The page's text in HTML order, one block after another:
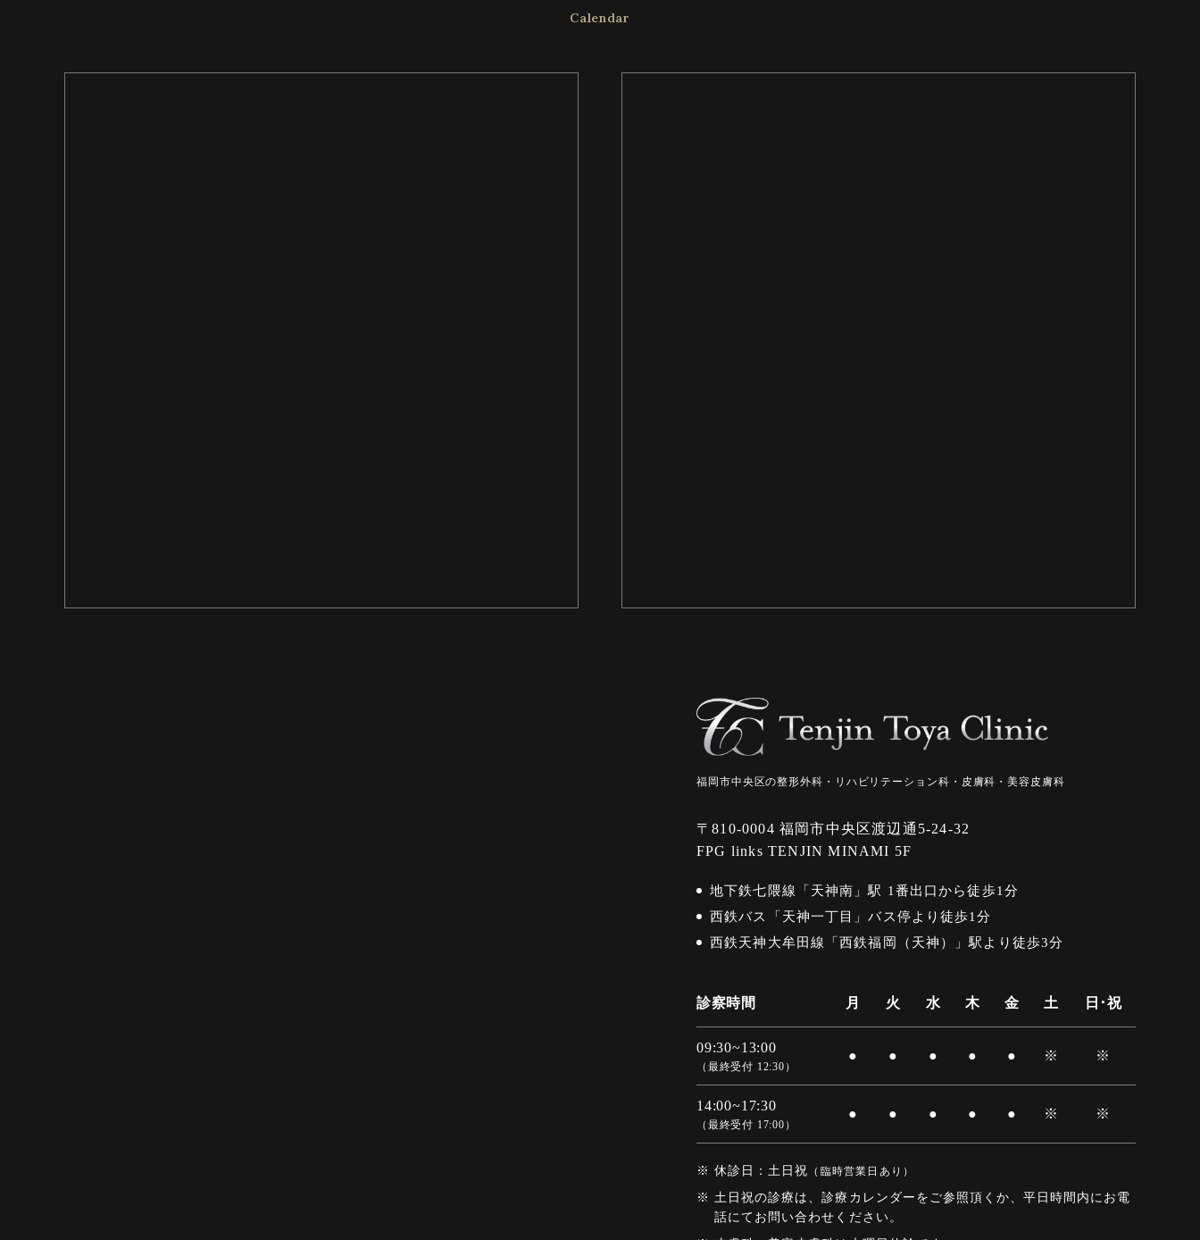
Calendar
福岡市中央区の整形外科・リハビリテーション科・皮膚科・美容皮膚科
〒810-0004 福岡市中央区渡辺通5-24-32
FPG links TENJIN MINAMI 5F
地下鉄七隈線「天神南」駅 1番出口から徒歩1分
西鉄バス「天神一丁目」バス停より徒歩1分
西鉄天神大牟田線「西鉄福岡（天神）」駅より徒歩3分
診察時間 月 火 水 木 金 土 日･祝
09:30~13:00
（最終受付 12:30）
● ● ● ● ● ※ ※
14:00~17:30
（最終受付 17:00）
● ● ● ● ● ※ ※
休診日：土日祝 （臨時営業日あり）
土日祝の診療は、診療カレンダーをご参照頂くか、平日時間内にお電
話にてお問い合わせください。